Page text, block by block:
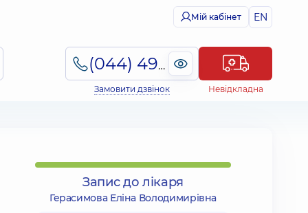
Мій кабінет EN
(044) 495-2-888
Замовити дзвінок Невідкладна
Запис до лікаря
Герасимова Еліна Володимирівна